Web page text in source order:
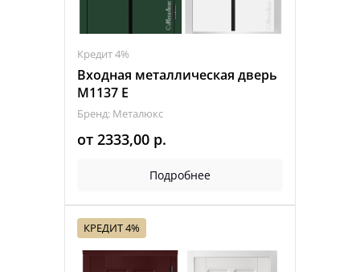
Кредит 4%
Входная металлическая дверь
М1137 Е
Бренд: Металюкс
от 2333,00 р.
Подробнее
КРЕДИТ 4%